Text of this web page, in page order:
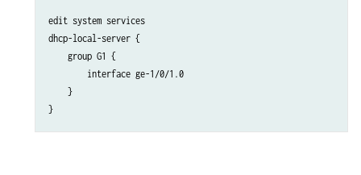
edit system services
dhcp-local-server {
    group G1 {
        interface ge-1/0/1.0
    }